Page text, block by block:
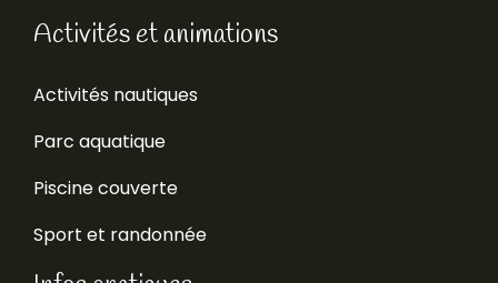
Activités et animations
Activités nautiques
Parc aquatique
Piscine couverte
Sport et randonnée